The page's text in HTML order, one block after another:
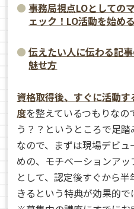
事務局視点LOとしての
ェック！LO活動を始め
伝えたい人に伝わる記
魅せ方
資格取得後、すぐに活動
度を整えているつもりな
う？？というところで足
なので、まずは現場デビ
めの、モチベーションア
として、認定後すぐから
きるという特典が効果的で